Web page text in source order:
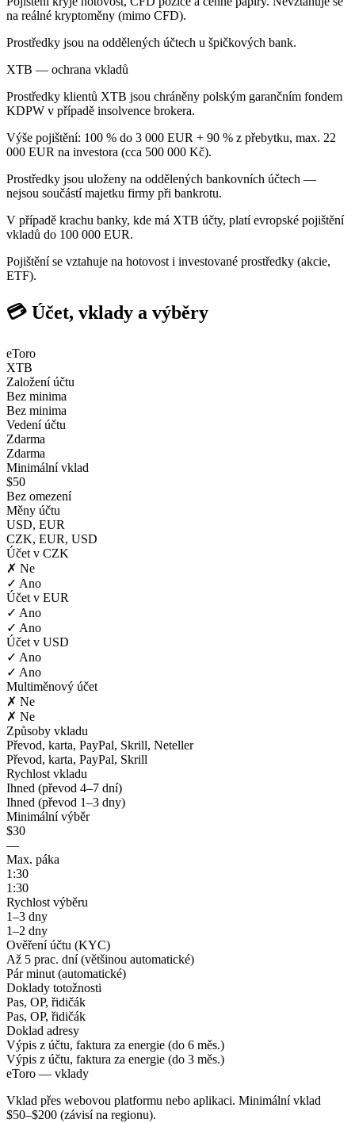
na reálné kryptoměny (mimo CFD).
Prostředky jsou na oddělených účtech u špičkových bank.
XTB — ochrana vkladů
Prostředky klientů XTB jsou chráněny polským garančním fondem
KDPW v případě insolvence brokera.
Výše pojištění: 100 % do 3 000 EUR + 90 % z přebytku, max. 22
000 EUR na investora (cca 500 000 Kč).
Prostředky jsou uloženy na oddělených bankovních účtech —
nejsou součástí majetku firmy při bankrotu.
V případě krachu banky, kde má XTB účty, platí evropské pojištění
vkladů do 100 000 EUR.
Pojištění se vztahuje na hotovost i investované prostředky (akcie,
ETF).
💳 Účet, vklady a výběry
eToro
XTB
Založení účtu
Bez minima
Bez minima
Vedení účtu
Zdarma
Zdarma
Minimální vklad
$50
Bez omezení
Měny účtu
USD, EUR
CZK, EUR, USD
Účet v CZK
✗ Ne
✓ Ano
Účet v EUR
✓ Ano
✓ Ano
Účet v USD
✓ Ano
✓ Ano
Multiměnový účet
✗ Ne
✗ Ne
Způsoby vkladu
Převod, karta, PayPal, Skrill, Neteller
Převod, karta, PayPal, Skrill
Rychlost vkladu
Ihned (převod 4–7 dní)
Ihned (převod 1–3 dny)
Minimální výběr
$30
—
Max. páka
1:30
1:30
Rychlost výběru
1–3 dny
1–2 dny
Ověření účtu (KYC)
Až 5 prac. dní (většinou automatické)
Pár minut (automatické)
Doklady totožnosti
Pas, OP, řidičák
Pas, OP, řidičák
Doklad adresy
Výpis z účtu, faktura za energie (do 6 měs.)
Výpis z účtu, faktura za energie (do 3 měs.)
eToro — vklady
Vklad přes webovou platformu nebo aplikaci. Minimální vklad
$50–$200 (závisí na regionu).